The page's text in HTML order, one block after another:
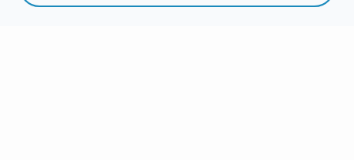
RESUMEN PLAZOS ESPECIALIDAD ENLACES SEGUIR